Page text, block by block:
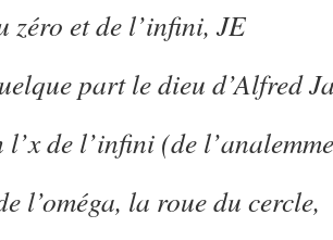
zéro et de l’infini, JE
part le dieu d’Alfred
l’x de l’infini (de
l’oméga, la roue du cercle,